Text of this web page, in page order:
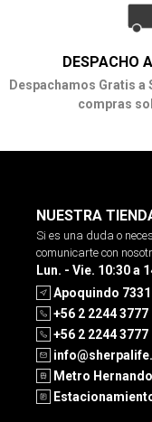
DESPACHO
Despachamos Gratis a
compras
NUESTRA
Si es una duda o
comunicarte con
Lun. - Vie. 10:30 a
Apoquindo
+56 2 2244 3777
+56 2 2244 3777
Metro